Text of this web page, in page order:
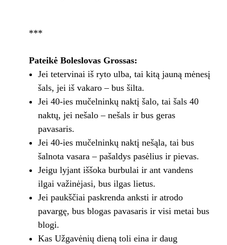
***
Pateikė Boleslovas Grossas:
Jei tetervinai iš ryto ulba, tai kitą jauną mėnesį
šals, jei iš vakaro – bus šilta.
Jei 40-ies mučelninkų naktį šalo, tai šals 40
naktų, jei nešalo – nešals ir bus geras
pavasaris.
Jei 40-ies mučelninkų naktį nešąla, tai bus
šalnota vasara – pašaldys pasėlius ir pievas.
Jeigu lyjant iššoka burbulai ir ant vandens
ilgai važinėjasi, bus ilgas lietus.
Jei paukščiai paskrenda anksti ir atrodo
pavargę, bus blogas pavasaris ir visi metai bus
blogi.
Kas Užgavėnių dieną toli eina ir daug